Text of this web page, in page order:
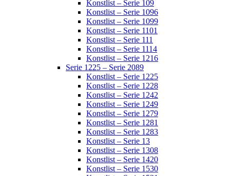
Konstlist – Serie 109
Konstlist – Serie 1096
Konstlist – Serie 1099
Konstlist – Serie 1101
Konstlist – Serie 111
Konstlist – Serie 1114
Konstlist – Serie 1216
Serie 1225 – Serie 2089
Konstlist – Serie 1225
Konstlist – Serie 1228
Konstlist – Serie 1242
Konstlist – Serie 1249
Konstlist – Serie 1279
Konstlist – Serie 1281
Konstlist – Serie 1283
Konstlist – Serie 13
Konstlist – Serie 1308
Konstlist – Serie 1420
Konstlist – Serie 1530